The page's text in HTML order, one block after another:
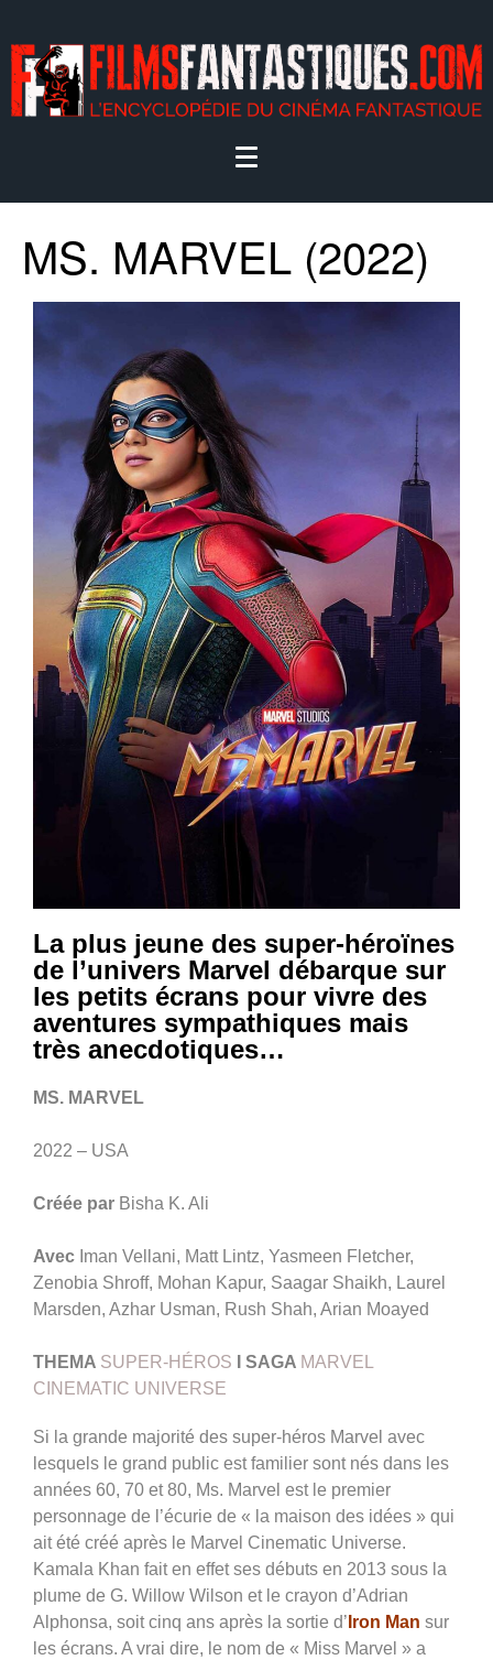
MS. MARVEL (2022)
La plus jeune des super-héroïnes
de l’univers Marvel débarque sur
les petits écrans pour vivre des
aventures sympathiques mais
très anecdotiques…
MS. MARVEL
2022 – USA
Créée par Bisha K. Ali
Avec Iman Vellani, Matt Lintz, Yasmeen Fletcher,
Zenobia Shroff, Mohan Kapur, Saagar Shaikh, Laurel
Marsden, Azhar Usman, Rush Shah, Arian Moayed
THEMA SUPER-HÉROS SAGA MARVEL
CINEMATIC UNIVERSE
Si la grande majorité des super-héros Marvel avec
lesquels le grand public est familier sont nés dans les
années 60, 70 et 80, Ms. Marvel est le premier
personnage de l’écurie de « la maison des idées » qui
ait été créé après le Marvel Cinematic Universe.
Kamala Khan fait en effet ses débuts en 2013 sous la
plume de G. Willow Wilson et le crayon d’Adrian
Alphonsa, soit cinq ans après la sortie d’ Iron Man sur
les écrans. A vrai dire, le nom de « Miss Marvel » a